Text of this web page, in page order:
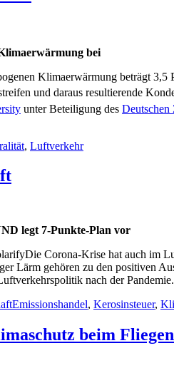
bei
Klimaerwärmung beträgt
und daraus resultierende
unter Beteiligung des
, Luftverkehr
legt 7-Punkte-Plan vor
Die Corona-Krise hat auch im
Lärm gehören zu den positiven
nach der Pandemie.
Schlagworte
Emissionshandel, Kerosinsteuer,
beim Fliegen